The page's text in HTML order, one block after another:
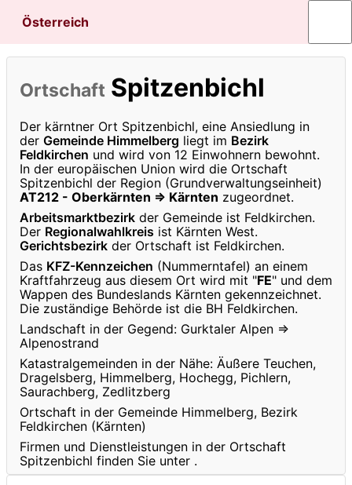
Österreich
Ortschaft Spitzenbichl
Der kärntner Ort Spitzenbichl, eine Ansiedlung in
der Gemeinde Himmelberg liegt im Bezirk
Feldkirchen und wird von 12 Einwohnern bewohnt.
In der europäischen Union wird die Ortschaft
Spitzenbichl der Region (Grundverwaltungseinheit)
AT212 - Oberkärnten ⇒ Kärnten zugeordnet.
Arbeitsmarktbezirk der Gemeinde ist Feldkirchen.
Der Regionalwahlkreis ist Kärnten West.
Gerichtsbezirk der Ortschaft ist Feldkirchen.
Das KFZ-Kennzeichen (Nummerntafel) an einem
Kraftfahrzeug aus diesem Ort wird mit "FE" und dem
Wappen des Bundeslands Kärnten gekennzeichnet.
Die zuständige Behörde ist die BH Feldkirchen.
Landschaft in der Gegend: Gurktaler Alpen ⇒
Alpenostrand
Katastralgemeinden in der Nähe: Äußere Teuchen,
Dragelsberg, Himmelberg, Hochegg, Pichlern,
Saurachberg, Zedlitzberg
Ortschaft in der Gemeinde Himmelberg, Bezirk
Feldkirchen (Kärnten)
Firmen und Dienstleistungen in der Ortschaft
Spitzenbichl finden Sie unter .